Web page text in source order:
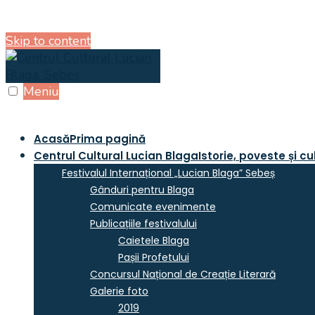
Skip to content
Meniu
AcasăPrima pagină
Centrul Cultural Lucian BlagaIstorie, poveste și
Festivalul Internațional „Lucian Blaga” Sebeș
Gânduri pentru Blaga
Comunicate evenimente
Publicațiile festivalului
Caietele Blaga
Pașii Profetului
Concursul Național de Creație Literară
Galerie foto
2019